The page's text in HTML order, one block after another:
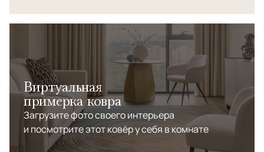
Виртуальная
примерка ковра
Загрузите фото своего интерьера
и посмотрите этот ковёр у себя в комнате